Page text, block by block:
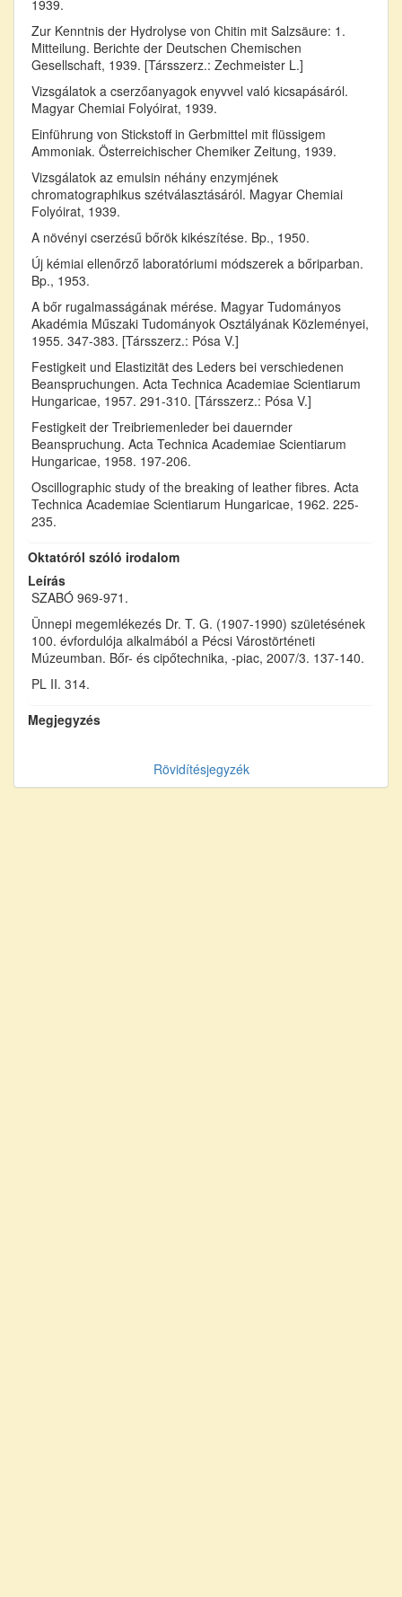
1939.
Zur Kenntnis der Hydrolyse von Chitin mit Salzsäure: 1.
Mitteilung. Berichte der Deutschen Chemischen
Gesellschaft, 1939. [Társszerz.: Zechmeister L.]
Vizsgálatok a cserzőanyagok enyvvel való kicsapásáról.
Magyar Chemiai Folyóirat, 1939.
Einführung von Stickstoff in Gerbmittel mit flüssigem
Ammoniak. Österreichischer Chemiker Zeitung, 1939.
Vizsgálatok az emulsin néhány enzymjének
chromatographikus szétválasztásáról. Magyar Chemiai
Folyóirat, 1939.
A növényi cserzésű bőrök kikészítése. Bp., 1950.
Új kémiai ellenőrző laboratóriumi módszerek a bőriparban.
Bp., 1953.
A bőr rugalmasságának mérése. Magyar Tudományos
Akadémia Műszaki Tudományok Osztályának Közleményei,
1955. 347-383. [Társszerz.: Pósa V.]
Festigkeit und Elastizität des Leders bei verschiedenen
Beanspruchungen. Acta Technica Academiae Scientiarum
Hungaricae, 1957. 291-310. [Társszerz.: Pósa V.]
Festigkeit der Treibriemenleder bei dauernder
Beanspruchung. Acta Technica Academiae Scientiarum
Hungaricae, 1958. 197-206.
Oscillographic study of the breaking of leather fibres. Acta
Technica Academiae Scientiarum Hungaricae, 1962. 225-
235.
Oktatóról szóló irodalom
Leírás
SZABÓ 969-971.
Ünnepi megemlékezés Dr. T. G. (1907-1990) születésének
100. évfordulója alkalmából a Pécsi Várostörténeti
Múzeumban. Bőr- és cipőtechnika, -piac, 2007/3. 137-140.
PL II. 314.
Megjegyzés
Rövidítésjegyzék